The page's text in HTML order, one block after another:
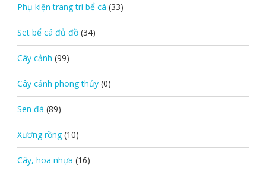
Phụ kiện trang trí bể cá (33)
Set bể cá đủ đồ (34)
Cây cảnh (99)
Cây cảnh phong thủy (0)
Sen đá (89)
Xương rồng (10)
Cây, hoa nhựa (16)